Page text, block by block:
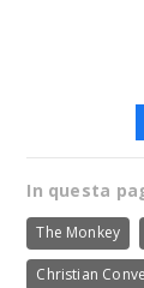
In questa
The Monkey
Christian